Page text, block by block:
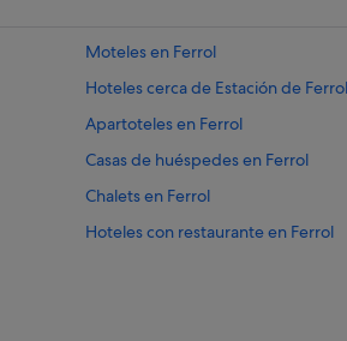
Moteles en Ferrol
Hoteles cerca de Estación de Ferrol
Apartoteles en Ferrol
Casas de huéspedes en Ferrol
Chalets en Ferrol
Hoteles con restaurante en Ferrol